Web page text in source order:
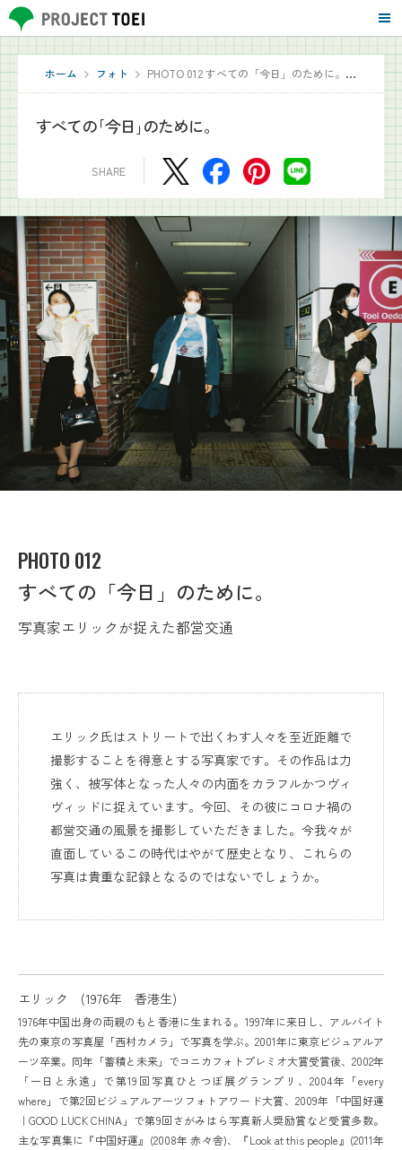
ホーム フォト PHOTO 012 すべての「今日」のために。 写真家エリックが捉えた都営交通
すべての｢今日｣のために。
SHARE Save
PHOTO 012
すべての「今日」のために。
写真家エリックが捉えた都営交通
エリック氏はストリートで出くわす人々を至近距離で
撮影することを得意とする写真家です。その作品は力
強く、被写体となった人々の内面をカラフルかつヴィ
ヴィッドに捉えています。今回、その彼にコロナ禍の
都営交通の風景を撮影していただきました。今我々が
直面しているこの時代はやがて歴史となり、これらの
写真は貴重な記録となるのではないでしょうか。
エリック (1976年 香港生)
1976年中国出身の両親のもと香港に生まれる。1997年に来日し、アルバイト
先の東京の写真屋「西村カメラ」で写真を学ぶ。2001年に東京ビジュアルア
ーツ卒業。同年「蓄積と未来」でコニカフォトプレミオ大賞受賞後、2002年
「一日と永遠」で第19回写真ひとつぼ展グランプリ、2004年「every
where」で第2回ビジュアルアーツフォトアワード大賞、2009年「中国好運
｜GOOD LUCK CHINA」で第9回さがみはら写真新人奨励賞など受賞多数。
主な写真集に『中国好運』(2008年 赤々舎)、『Look at this people』(2011年